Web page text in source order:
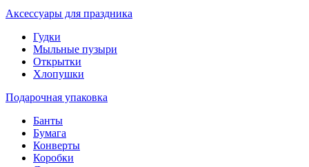
Аксессуары для праздника
Гудки
Мыльные пузыри
Открытки
Хлопушки
Подарочная упаковка
Банты
Бумага
Конверты
Коробки